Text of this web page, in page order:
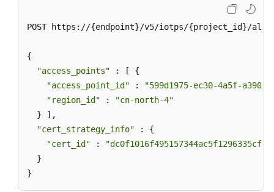
POST https://{endpoint}/v5/iotps/{project_id}/
{
"access_points" : [ {
"access_point_id" :
"599d1975-ec30-4a5f-a390-
"region_id" :
"cn-north-4"
  } ],
"cert_strategy_info" : {
"cert_id" :
  }
}